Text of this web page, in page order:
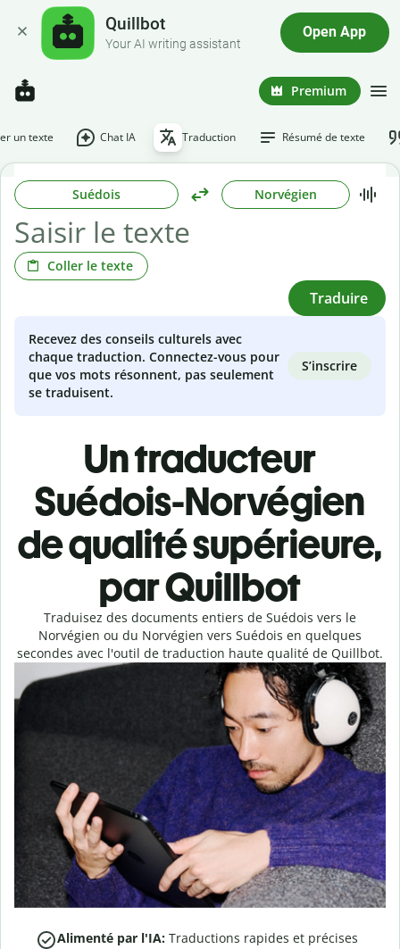
Quillbot
Your AI writing assistant
Open App
Premium
un texte Chat IA Traduction Résumé de texte
Suédois Norvégien
Coller le texte
Traduire
Recevez des conseils culturels avec
chaque traduction. Connectez-vous pour
que vos mots résonnent, pas seulement
se traduisent.
S’inscrire
Un traducteur
Suédois-Norvégien
de qualité supérieure,
par Quillbot
Traduisez des documents entiers de Suédois vers le
Norvégien ou du Norvégien vers Suédois en quelques
secondes avec l'outil de traduction haute qualité de Quillbot.
Alimenté par l'IA: Traductions rapides et précises